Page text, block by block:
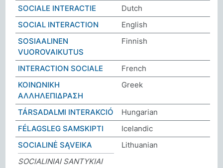
SOCIALE INTERACTIE
Dutch
SOCIAL INTERACTION
English
SOSIAALINEN
VUOROVAIKUTUS
Finnish
INTERACTION SOCIALE
French
ΚΟΙΝΩΝΙΚΗ
ΑΛΛΗΛΕΠΙΔΡΑΣΗ
Greek
TÁRSADALMI INTERAKCIÓ
Hungarian
FÉLAGSLEG SAMSKIPTI
Icelandic
SOCIALINĖ SĄVEIKA
Lithuanian
SOCIALINIAI SANTYKIAI